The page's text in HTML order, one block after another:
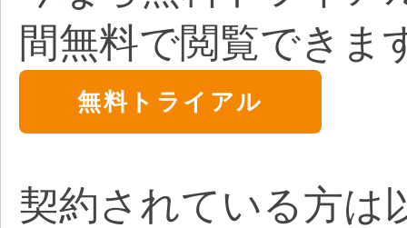
間無料で閲覧できま
無料トライアル
契約されている方は